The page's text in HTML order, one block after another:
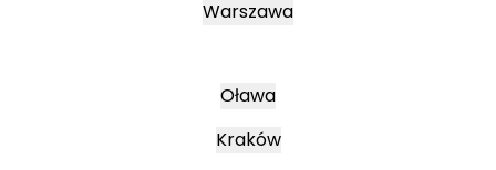
Warszawa
Oława
Kraków